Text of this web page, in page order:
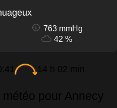
763 mmHg
42 %
14 h 02 min
pour Annecy